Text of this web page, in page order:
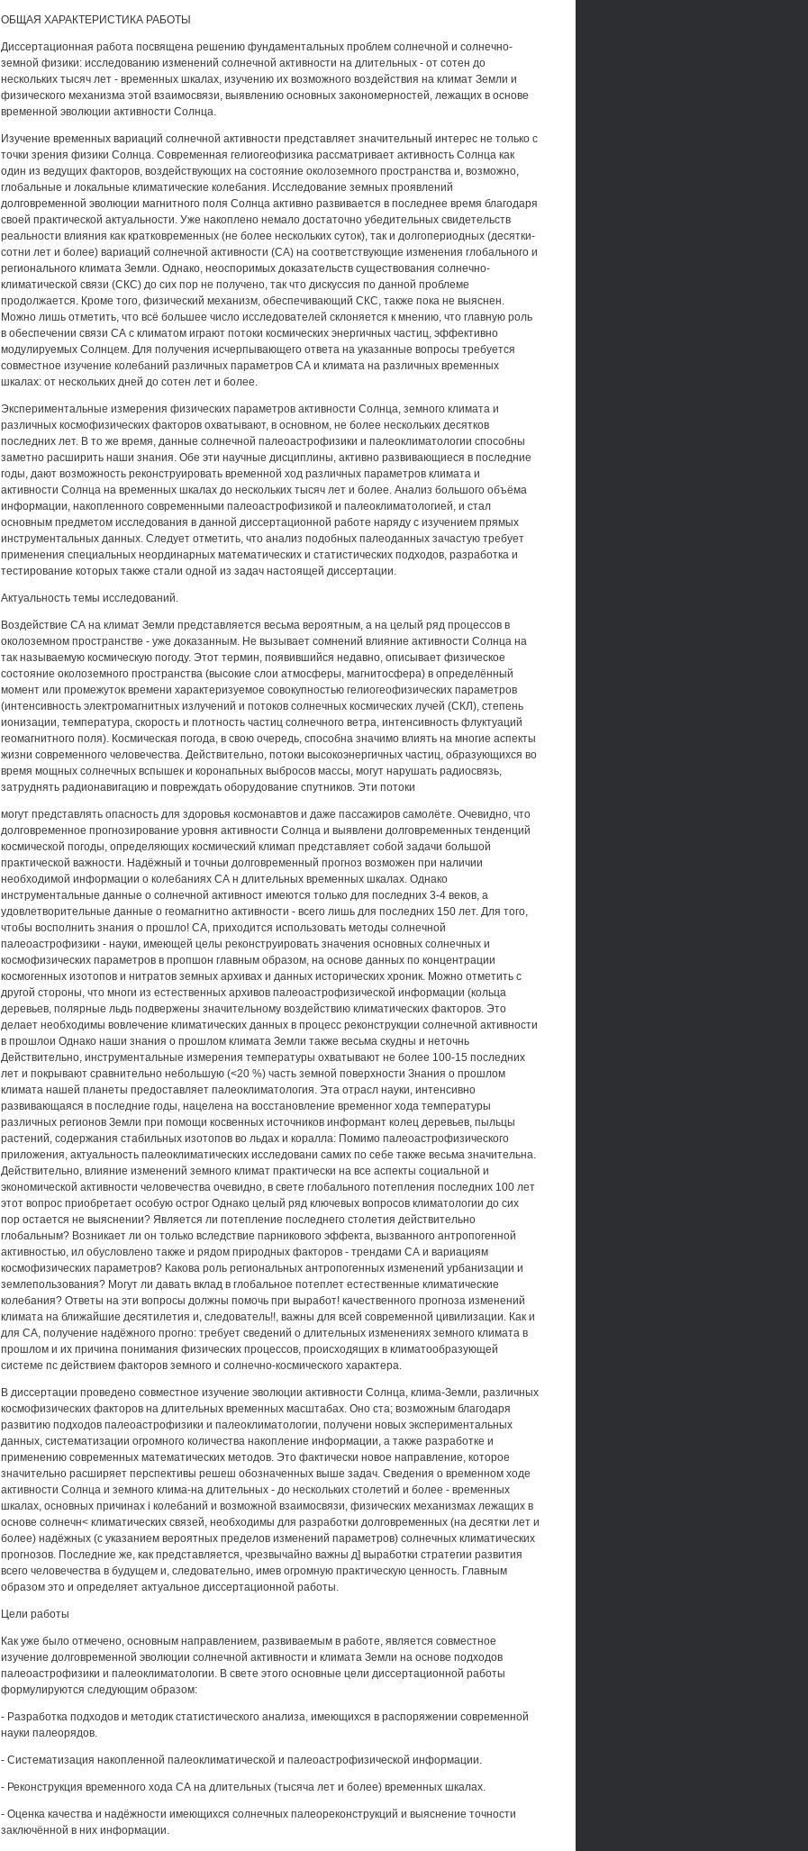
ОБЩАЯ ХАРАКТЕРИСТИКА РАБОТЫ
Диссертационная работа посвящена решению фундаментальных проблем солнечной и солнечно-
земной физики: исследованию изменений солнечной активности на длительных - от сотен до
нескольких тысяч лет - временных шкалах, изучению их возможного воздействия на климат Земли и
физического механизма этой взаимосвязи, выявлению основных закономерностей, лежащих в основе
временной эволюции активности Солнца.
Изучение временных вариаций солнечной активности представляет значительный интерес не только с
точки зрения физики Солнца. Современная гелиогеофизика рассматривает активность Солнца как
один из ведущих факторов, воздействующих на состояние околоземного пространства и, возможно,
глобальные и локальные климатические колебания. Исследование земных проявлений
долговременной эволюции магнитного поля Солнца активно развивается в последнее время благодаря
своей практической актуальности. Уже накоплено немало достаточно убедительных свидетельств
реальности влияния как кратковременных (не более нескольких суток), так и долгопериодных (десятки-
сотни лет и более) вариаций солнечной активности (СА) на соответствующие изменения глобального и
регионального климата Земли. Однако, неоспоримых доказательств существования солнечно-
климатической связи (СКС) до сих пор не получено, так что дискуссия по данной проблеме
продолжается. Кроме того, физический механизм, обеспечивающий СКС, также пока не выяснен.
Можно лишь отметить, что всё большее число исследователей склоняется к мнению, что главную роль
в обеспечении связи СА с климатом играют потоки космических энергичных частиц, эффективно
модулируемых Солнцем. Для получения исчерпывающего ответа на указанные вопросы требуется
совместное изучение колебаний различных параметров СА и климата на различных временных
шкалах: от нескольких дней до сотен лет и более.
Экспериментальные измерения физических параметров активности Солнца, земного климата и
различных космофизических факторов охватывают, в основном, не более нескольких десятков
последних лет. В то же время, данные солнечной палеоастрофизики и палеоклиматологии способны
заметно расширить наши знания. Обе эти научные дисциплины, активно развивающиеся в последние
годы, дают возможность реконструировать временной ход различных параметров климата и
активности Солнца на временных шкалах до нескольких тысяч лет и более. Анализ большого объёма
информации, накопленного современными палеоастрофизикой и палеоклиматологией, и стал
основным предметом исследования в данной диссертационной работе наряду с изучением прямых
инструментальных данных. Следует отметить, что анализ подобных палеоданных зачастую требует
применения специальных неординарных математических и статистических подходов, разработка и
тестирование которых также стали одной из задач настоящей диссертации.
Актуальность темы исследований.
Воздействие СА на климат Земли представляется весьма вероятным, а на целый ряд процессов в
околоземном пространстве - уже доказанным. Не вызывает сомнений влияние активности Солнца на
так называемую космическую погоду. Этот термин, появившийся недавно, описывает физическое
состояние околоземного пространства (высокие слои атмосферы, магнитосфера) в определённый
момент или промежуток времени характеризуемое совокупностью гелиогеофизических параметров
(интенсивность электромагнитных излучений и потоков солнечных космических лучей (СКЛ), степень
ионизации, температура, скорость и плотность частиц солнечного ветра, интенсивность флуктуаций
геомагнитного поля). Космическая погода, в свою очередь, способна значимо влиять на многие аспекты
жизни современного человечества. Действительно, потоки высокоэнергичных частиц, образующихся во
время мощных солнечных вспышек и коронапьных выбросов массы, могут нарушать радиосвязь,
затруднять радионавигацию и повреждать оборудование спутников. Эти потоки
могут представлять опасность для здоровья космонавтов и даже пассажиров самолёте. Очевидно, что
долговременное прогнозирование уровня активности Солнца и выявлени долговременных тенденций
космической погоды, определяющих космический климап представляет собой задачи большой
практической важности. Надёжный и точньи долговременный прогноз возможен при наличии
необходимой информации о колебаниях СА н длительных временных шкалах. Однако
инструментальные данные о солнечной активност имеются только для последних 3-4 веков, а
удовлетворительные данные о геомагнитно активности - всего лишь для последних 150 лет. Для того,
чтобы восполнить знания о прошло! СА, приходится использовать методы солнечной
палеоастрофизики - науки, имеющей целы реконструировать значения основных солнечных и
космофизических параметров в пропшон главным образом, на основе данных по концентрации
космогенных изотопов и нитратов земных архивах и данных исторических хроник. Можно отметить с
другой стороны, что многи из естественных архивов палеоастрофизической информации (кольца
деревьев, полярные льдь подвержены значительному воздействию климатических факторов. Это
делает необходимы вовлечение климатических данных в процесс реконструкции солнечной активности
в прошлои Однако наши знания о прошлом климата Земли также весьма скудны и неточнь
Действительно, инструментальные измерения температуры охватывают не более 100-15 последних
лет и покрывают сравнительно небольшую (<20 %) часть земной поверхности Знания о прошлом
климата нашей планеты предоставляет палеоклиматология. Эта отрасл науки, интенсивно
развивающаяся в последние годы, нацелена на восстановление временног хода температуры
различных регионов Земли при помощи косвенных источников информант колец деревьев, пыльцы
растений, содержания стабильных изотопов во льдах и коралла: Помимо палеоастрофизического
приложения, актуальность палеоклиматических исследовани самих по себе также весьма значительна.
Действительно, влияние изменений земного климат практически на все аспекты социальной и
экономической активности человечества очевидно, в свете глобального потепления последних 100 лет
этот вопрос приобретает особую острог Однако целый ряд ключевых вопросов климатологии до сих
пор остается не выяснении? Является ли потепление последнего столетия действительно
глобальным? Возникает ли он только вследствие парникового эффекта, вызванного антропогенной
активностью, ил обусловлено также и рядом природных факторов - трендами СА и вариациям
космофизических параметров? Какова роль региональных антропогенных изменений урбанизации и
землепользования? Могут ли давать вклад в глобальное потеплет естественные климатические
колебания? Ответы на эти вопросы должны помочь при выработ! качественного прогноза изменений
климата на ближайшие десятилетия и, следователь!!, важны для всей современной цивилизации. Как и
для СА, получение надёжного прогно: требует сведений о длительных изменениях земного климата в
прошлом и их причина понимания физических процессов, происходящих в климатообразующей
системе пс действием факторов земного и солнечно-космического характера.
В диссертации проведено совместное изучение эволюции активности Солнца, клима-Земли, различных
космофизических факторов на длительных временных масштабах. Оно ста; возможным благодаря
развитию подходов палеоастрофизики и палеоклиматологии, получени новых экспериментальных
данных, систематизации огромного количества накопление информации, а также разработке и
применению современных математических методов. Это фактически новое направление, которое
значительно расширяет перспективы решеш обозначенных выше задач. Сведения о временном ходе
активности Солнца и земного клима-на длительных - до нескольких столетий и более - временных
шкалах, основных причинах i колебаний и возможной взаимосвязи, физических механизмах лежащих в
основе солнечн< климатических связей, необходимы для разработки долговременных (на десятки лет и
более) надёжных (с указанием вероятных пределов изменений параметров) солнечных климатических
прогнозов. Последние же, как представляется, чрезвычайно важны д] выработки стратегии развития
всего человечества в будущем и, следовательно, имев огромную практическую ценность. Главным
образом это и определяет актуальное диссертационной работы.
Цели работы
Как уже было отмечено, основным направлением, развиваемым в работе, является совместное
изучение долговременной эволюции солнечной активности и климата Земли на основе подходов
палеоастрофизики и палеоклиматологии. В свете этого основные цели диссертационной работы
формулируются следующим образом:
- Разработка подходов и методик статистического анализа, имеющихся в распоряжении современной
науки палеорядов.
- Систематизация накопленной палеоклиматической и палеоастрофизической информации.
- Реконструкция временного хода СА на длительных (тысяча лет и более) временных шкалах.
- Оценка качества и надёжности имеющихся солнечных палеореконструкций и выяснение точности
заключённой в них информации.